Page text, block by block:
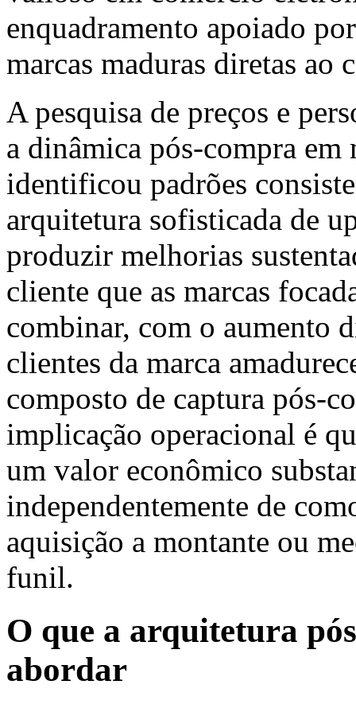
enquadramento apoiado
marcas maduras diretas ao
A pesquisa de preços e
a dinâmica pós-compra em
identificou padrões
arquitetura sofisticada de
produzir melhorias
cliente que as marcas
combinar, com o aumento
clientes da marca
composto de captura pós-
implicação operacional é
um valor econômico
independentemente de
aquisição a montante ou
funil.
O que a arquitetura
abordar